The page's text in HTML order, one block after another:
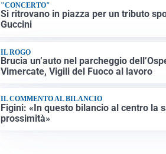
"CONCERTO"
Si ritrovano in piazza per un tributo
Guccini
IL ROGO
Brucia un’auto nel parcheggio
Vimercate, Vigili del Fuoco al lavoro
IL COMMENTO AL BILANCIO
Figini: «In questo bilancio al centro la
prossimità»